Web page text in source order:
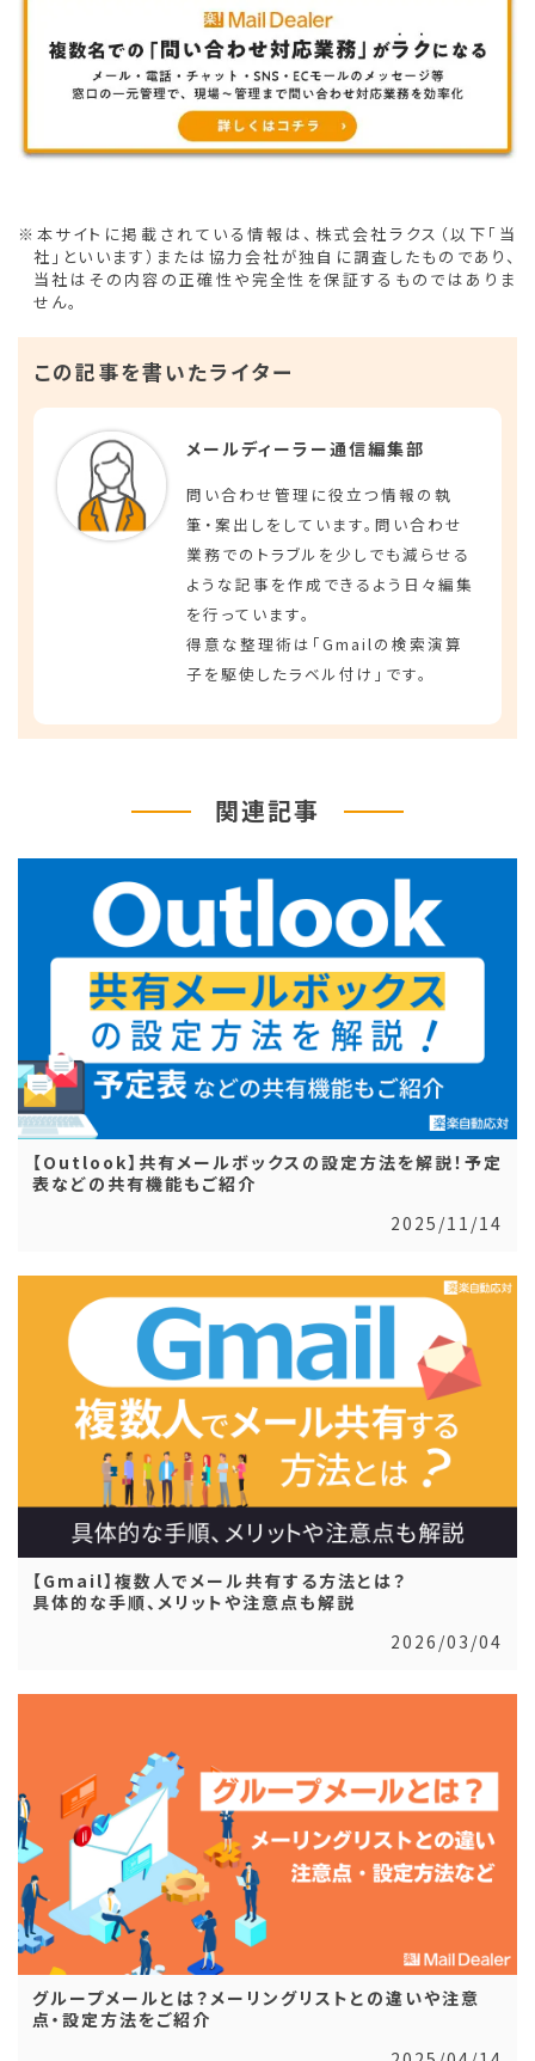
※本サイトに掲載されている情報は、株式会社ラクス（以下「当
社」といいます）または協力会社が独自に調査したものであり、
当社はその内容の正確性や完全性を保証するものではありま
せん。
この記事を書いたライター
メールディーラー通信編集部
問い合わせ管理に役立つ情報の執
筆・案出しをしています。問い合わせ
業務でのトラブルを少しでも減らせる
ような記事を作成できるよう日々編集
を行っています。
得意な整理術は「Gmailの検索演算
子を駆使したラベル付け」です。
関連記事
【Outlook】共有メールボックスの設定方法を解説！予定
表などの共有機能もご紹介
2025/11/14
【Gmail】複数人でメール共有する方法とは？
具体的な手順、メリットや注意点も解説
2026/03/04
グループメールとは？メーリングリストとの違いや注意
点・設定方法をご紹介